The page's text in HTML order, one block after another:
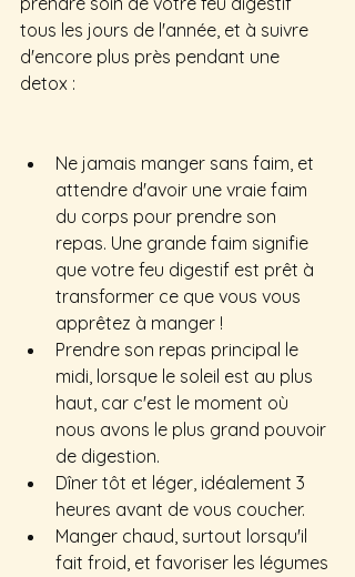
tous les jours de l'année, et à suivre
d'encore plus près pendant une
detox :
Ne jamais manger sans faim, et
attendre d'avoir une vraie faim
du corps pour prendre son
repas. Une grande faim signifie
que votre feu digestif est prêt à
transformer ce que vous vous
apprêtez à manger !
Prendre son repas principal le
midi, lorsque le soleil est au plus
haut, car c'est le moment où
nous avons le plus grand pouvoir
de digestion.
Dîner tôt et léger, idéalement 3
heures avant de vous coucher.
Manger chaud, surtout lorsqu'il
fait froid, et favoriser les légumes